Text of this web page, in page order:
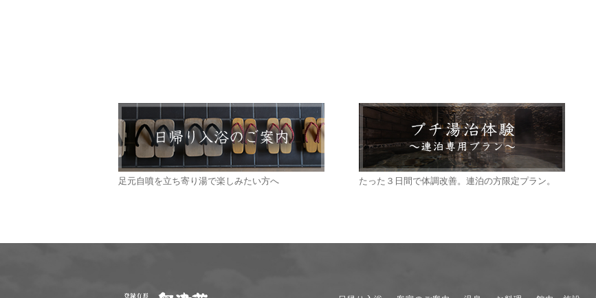
足元自噴を立ち寄り湯で楽しみたい方へ たった３日間で体調改善。連泊の方限定プラン。